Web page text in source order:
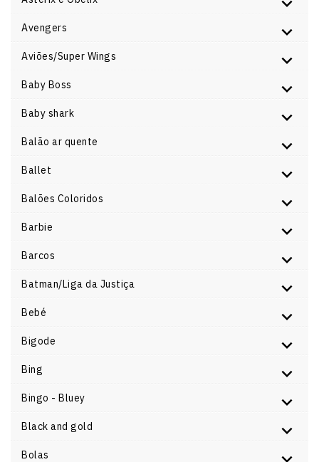
Avengers
Aviões/Super Wings
Baby Boss
Baby shark
Balão ar quente
Ballet
Balões Coloridos
Barbie
Barcos
Batman/Liga da Justiça
Bebé
Bigode
Bing
Bingo - Bluey
Black and gold
Bolas